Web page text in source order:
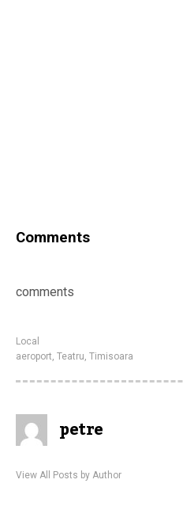
Comments
comments
Local
aeroport, Teatru, Timisoara
petre
View All Posts by Author